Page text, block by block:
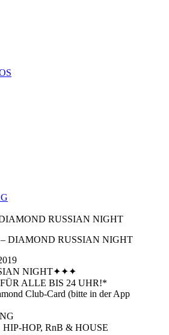
DIAMOND RUSSIAN NIGHT
NIGHT✦✦✦
ALLE BIS 24 UHR!*
Club-Card (bitte in der App
HOP, RnB & HOUSE